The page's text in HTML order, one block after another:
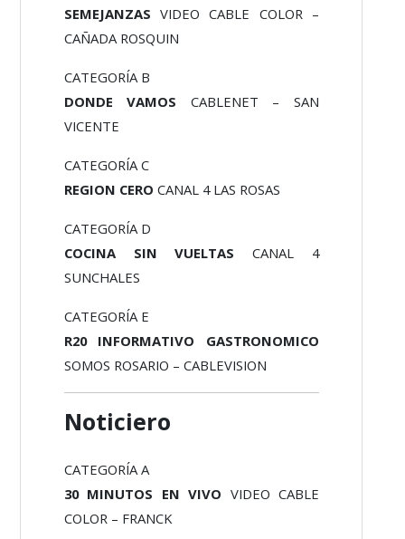
SEMEJANZAS VIDEO CABLE COLOR –
CAÑADA ROSQUIN
CATEGORÍA B
DONDE VAMOS CABLENET – SAN
VICENTE
CATEGORÍA C
REGION CERO CANAL 4 LAS ROSAS
CATEGORÍA D
COCINA SIN VUELTAS CANAL 4
SUNCHALES
CATEGORÍA E
R20 INFORMATIVO GASTRONOMICO
SOMOS ROSARIO – CABLEVISION
Noticiero
CATEGORÍA A
30 MINUTOS EN VIVO VIDEO CABLE
COLOR – FRANCK